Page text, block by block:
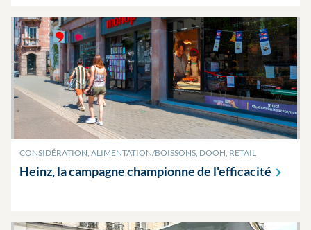
CONSIDÉRATION, ALIMENTATION/BOISSONS, DOOH, RETAIL
Heinz, la campagne championne de l'efficacité